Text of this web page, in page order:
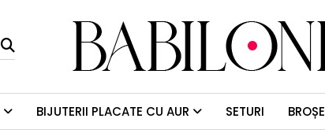
BIJUTERII PLACATE CU AUR SETURI BROȘE